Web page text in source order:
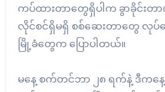
ကပ်ထားတာတွေရှိပါက ခွာခိုင်းတာ၊
လိုင်စင်ရှိမရှိ စစ်ဆေးတာတွေ လု
မြို့ခံတွေက ပြောပါတယ်။
မနေ့ စက်တင်ဘာ ၂၈ ရက်နဲ့ ဒီကန